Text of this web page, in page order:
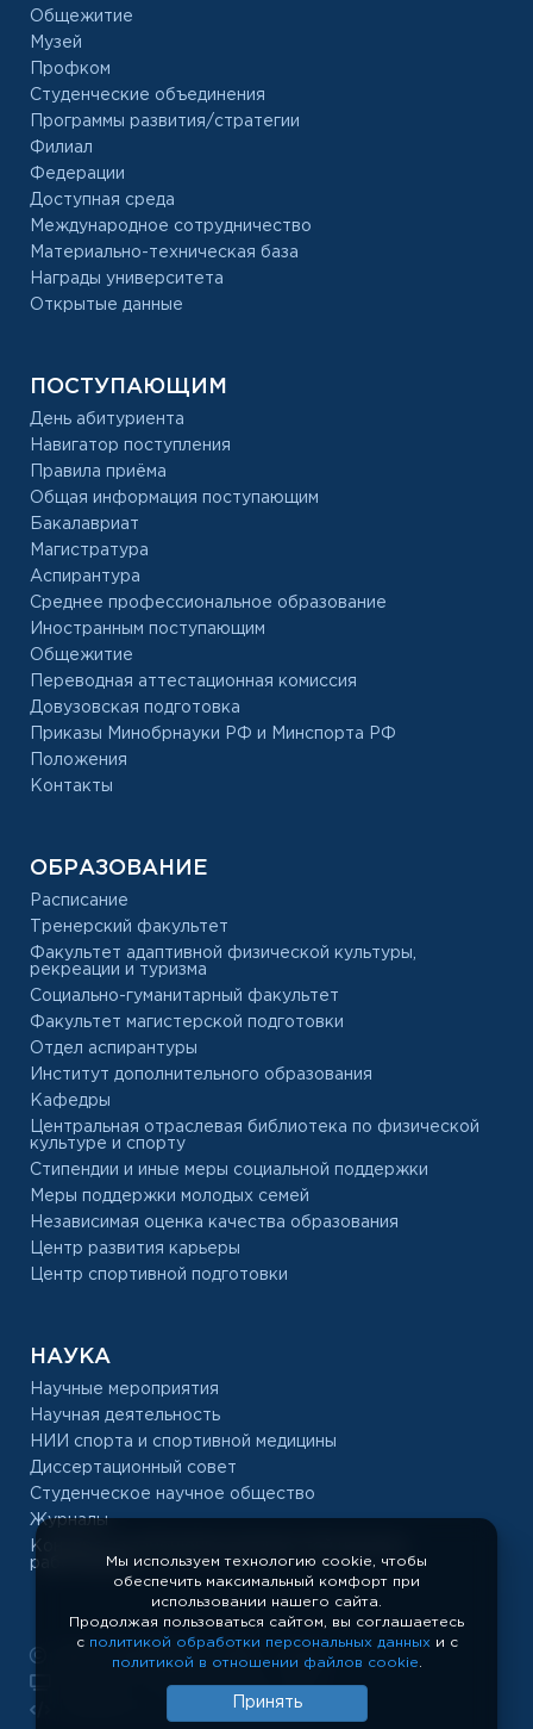
Общежитие
Музей
Профком
Студенческие объединения
Программы развития/стратегии
Филиал
Федерации
Доступная среда
Международное сотрудничество
Материально-техническая база
Награды университета
Открытые данные
ПОСТУПАЮЩИМ
День абитуриента
Навигатор поступления
Правила приёма
Общая информация поступающим
Бакалавриат
Магистратура
Аспирантура
Среднее профессиональное образование
Иностранным поступающим
Общежитие
Переводная аттестационная комиссия
Довузовская подготовка
Приказы Минобрнауки РФ и Минспорта РФ
Положения
Контакты
ОБРАЗОВАНИЕ
Расписание
Тренерский факультет
Факультет адаптивной физической культуры,
рекреации и туризма
Социально-гуманитарный факультет
Факультет магистерской подготовки
Отдел аспирантуры
Институт дополнительного образования
Кафедры
Центральная отраслевая библиотека по физической
культуре и спорту
Стипендии и иные меры социальной поддержки
Меры поддержки молодых семей
Независимая оценка качества образования
Центр развития карьеры
Центр спортивной подготовки
НАУКА
Научные мероприятия
Научная деятельность
НИИ спорта и спортивной медицины
Диссертационный совет
Студенческое научное общество
Журналы
Конкурс на замещение должностей научных
работников
РУС «ГЦОЛИФК», 1918 — 2026
Показать полную версию сайта
Разработка сайта: temeshov.ru
Мы используем технологию cookie, чтобы
обеспечить максимальный комфорт при
использовании нашего сайта.
Продолжая пользоваться сайтом, вы соглашаетесь
с политикой обработки персональных данных и с
политикой в отношении файлов cookie
Принять